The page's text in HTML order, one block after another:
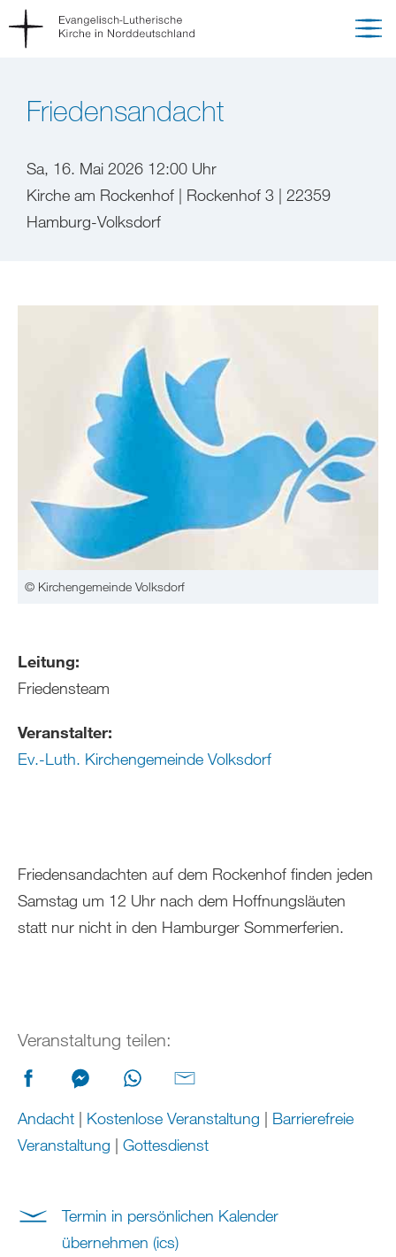
Friedensandacht
Sa, 16. Mai 2026 12:00 Uhr
Kirche am Rockenhof | Rockenhof 3 | 22359
Hamburg-Volksdorf
© Kirchengemeinde Volksdorf
Leitung:
Friedensteam
Veranstalter:
Ev.-Luth. Kirchengemeinde Volksdorf
Friedensandachten auf dem Rockenhof finden jeden
Samstag um 12 Uhr nach dem Hoffnungsläuten
statt nur nicht in den Hamburger Sommerferien.
Veranstaltung teilen:
Andacht | Kostenlose Veranstaltung | Barrierefreie
Veranstaltung | Gottesdienst
Termin in persönlichen Kalender
übernehmen (ics)